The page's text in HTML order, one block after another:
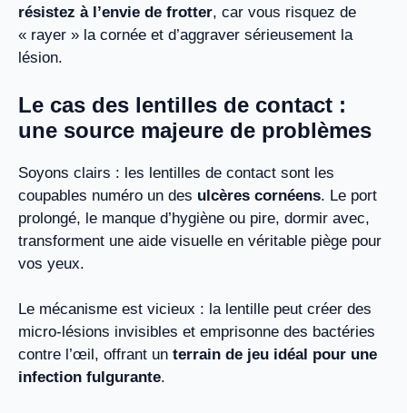
résistez à l’envie de frotter, car vous risquez de
« rayer » la cornée et d’aggraver sérieusement la
lésion.
Le cas des lentilles de contact :
une source majeure de problèmes
Soyons clairs : les lentilles de contact sont les
coupables numéro un des ulcères cornéens. Le port
prolongé, le manque d’hygiène ou pire, dormir avec,
transforment une aide visuelle en véritable piège pour
vos yeux.
Le mécanisme est vicieux : la lentille peut créer des
micro-lésions invisibles et emprisonne des bactéries
contre l’œil, offrant un terrain de jeu idéal pour une
infection fulgurante.